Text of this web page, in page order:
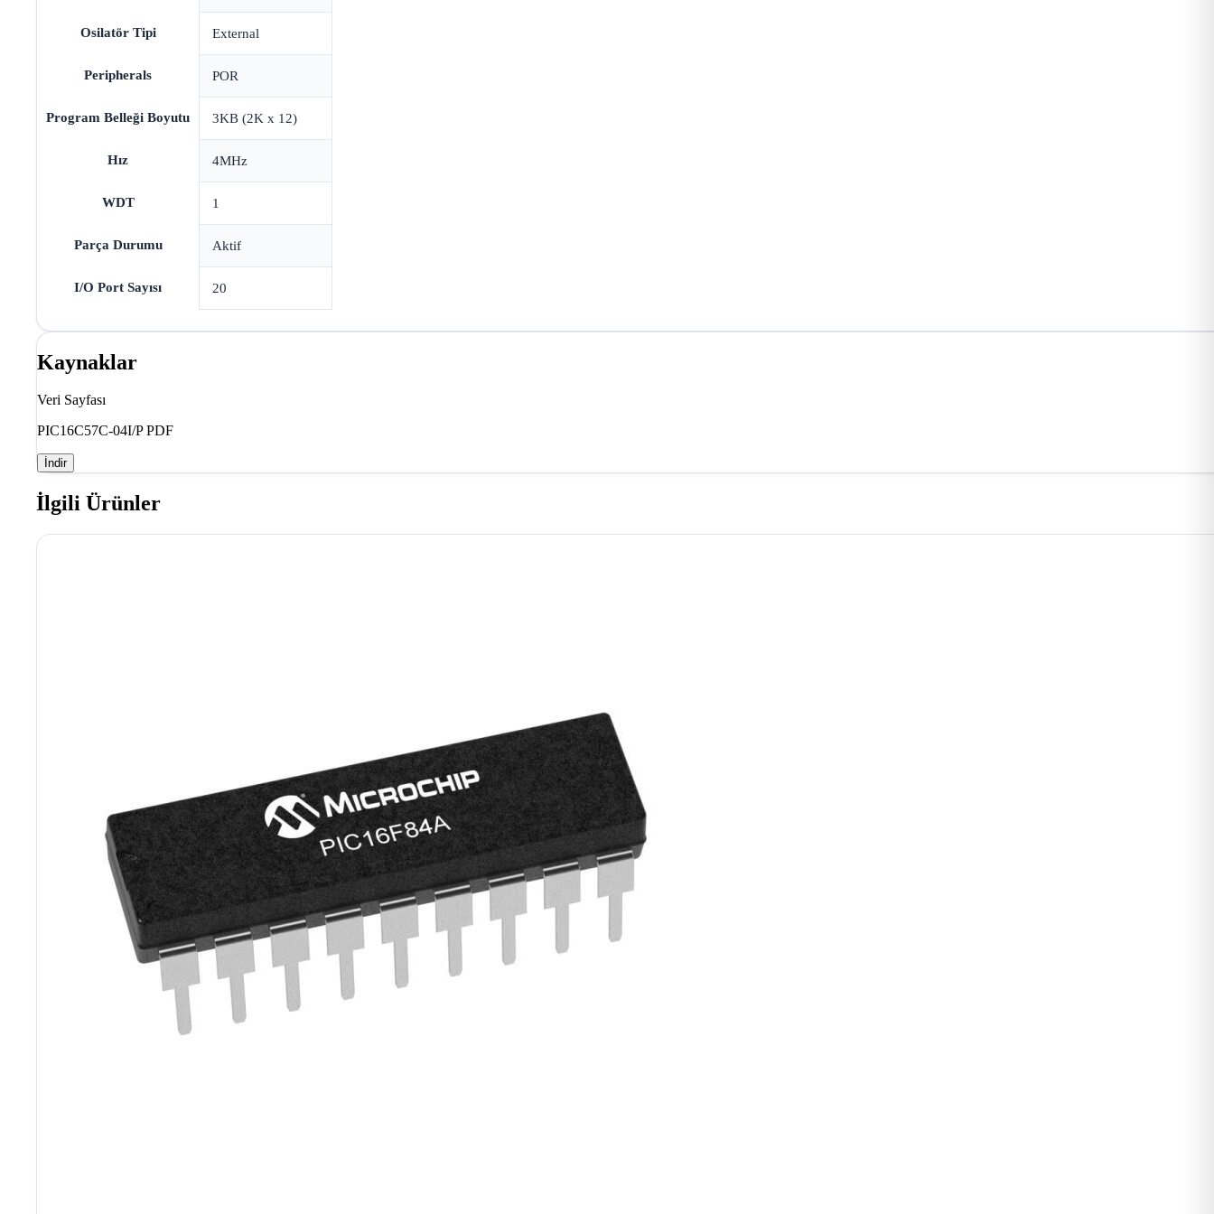
Osilatör Tipi External
Peripherals POR
Program Belleği Boyutu 3KB (2K x 12)
Hız 4MHz
WDT 1
Parça Durumu Aktif
I/O Port Sayısı 20
Kaynaklar
Veri Sayfası
PIC16C57C-04I/P PDF
İndir
İlgili Ürünler